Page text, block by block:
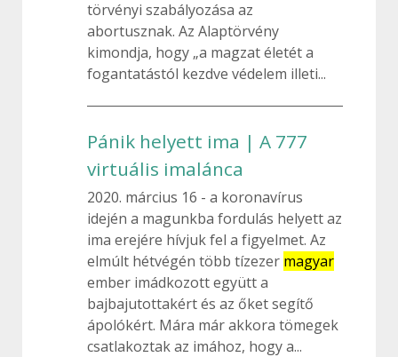
törvényi szabályozása az
abortusznak. Az Alaptörvény
kimondja, hogy „a magzat életét a
fogantatástól kezdve védelem illeti...
Pánik helyett ima | A 777
virtuális imalánca
2020. március 16
a koronavírus
idején a magunkba fordulás helyett az
ima erejére hívjuk fel a figyelmet. Az
elmúlt hétvégén több tízezer magyar
ember imádkozott együtt a
bajbajutottakért és az őket segítő
ápolókért. Mára már akkora tömegek
csatlakoztak az imához, hogy a...